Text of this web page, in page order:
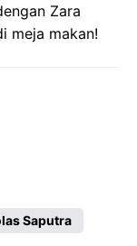
Zara
meja makan!
Saputra